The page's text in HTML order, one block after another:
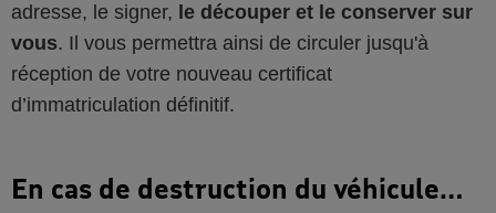
adresse, le signer, le découper et le conserver sur
vous. Il vous permettra ainsi de circuler jusqu'à
réception de votre nouveau certificat
d’immatriculation définitif.
En cas de destruction du véhicule…